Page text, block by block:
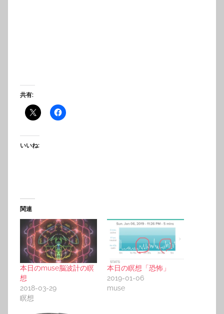
共有:
いいね:
関連
本日のmuse脳波計の瞑
想
2018-03-29
瞑想
本日の瞑想「恐怖」
2019-01-06
muse